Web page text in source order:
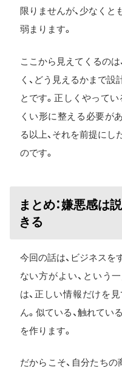
限りませんが、少なくと
弱まります。
ここから見えてくるの
く、どう見えるかまで
とです。正しくやって
くい形に整える必要が
る以上、それを前提に
のです。
まとめ：嫌悪感は
きる
今回の話は、ビジネス
ない方がよい、という
は、正しい情報だけを
ん。似ている、触れてい
を作ります。
だからこそ、自分たち